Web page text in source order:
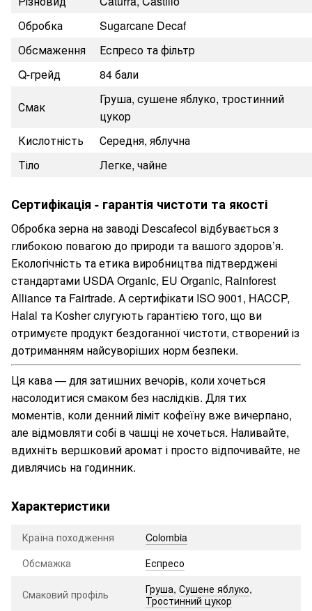
Обробка
Sugarcane Decaf
Обсмаження
Еспресо та фільтр
Q-грейд
84 бали
Смак
Груша, сушене яблуко, тростинний
цукор
Кислотність
Середня, яблучна
Тіло
Легке, чайне
Сертифікація - гарантія чистоти та якості
Обробка зерна на заводі Descafecol відбувається з
глибокою повагою до природи та вашого здоров’я.
Екологічність та етика виробництва підтверджені
стандартами USDA Organic, EU Organic, Rainforest
Alliance та Fairtrade. А сертифікати ISO 9001, HACCP,
Halal та Kosher слугують гарантією того, що ви
отримуєте продукт бездоганної чистоти, створений із
дотриманням найсуворіших норм безпеки.
Ця кава — для затишних вечорів, коли хочеться
насолодитися смаком без наслідків. Для тих
моментів, коли денний ліміт кофеїну вже вичерпано,
але відмовляти собі в чашці не хочеться. Наливайте,
вдихніть вершковий аромат і просто відпочивайте, не
дивлячись на годинник.
Характеристики
Країна походження
Colombia
Обсмажка
Еспресо
Смаковий профіль Груша, Сушене яблуко,
Тростинний цукор